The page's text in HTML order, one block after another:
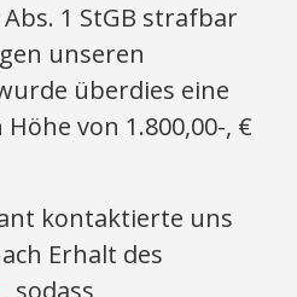
Abs. 1 StGB strafbar
unseren
überdies eine
von 1.800,00-, €
kontaktierte uns
Erhalt des
, sodass